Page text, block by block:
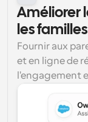
Améliorer
les familles
Fournir aux
et en ligne de
l'engagement